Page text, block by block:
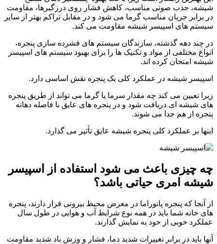
شیشه، جذب صوتی مناسب، کاهش فشار روی درزگیرها، مقاومت
در برابر جریان مناسب گرما می شود و در مقابل تراکم بهتر از سایر
سیستم های اسپیسر شیشه مقاومت می کند.
در چند دهه گذشته، سازندگان سیستم های فشرده سازی پنجره،
انواع مختلفی از مواد و تکنیک ها را برای بهبود سیستم های اسپیسر
شیشه امتحان کرده اند.
اسپیسر شیشه در عملکرد کلی یک پنجره نقش اساسی دارد.
زیرا تعیین می کند چه مقدار سرما یا گرما می تواند از طریق پنجره
های شیشه ای دریافت شود و در پنجره های عایق با فاصله دهانه
پنجره از هم جدا می شوند.
اینها بر عملکرد کلی پنجره شیشه عایق تأثیر می گذارد.
چه چیزی باعث می شود استفاده از اسپیسر
شیشه امری حیاتی باشد؟
از آنجا که پنجره پانوراما در معرض محیط بیرونی قرار دارند، پنجره
های خانه شما باید در همه نوع شرایط آب و هوایی در طول سال
عملکرد خوبی از خود به نمایش گذارند.
آنها باید در برابر تغییرات شدید دما، فشار و وزش باد شدید مقاومت